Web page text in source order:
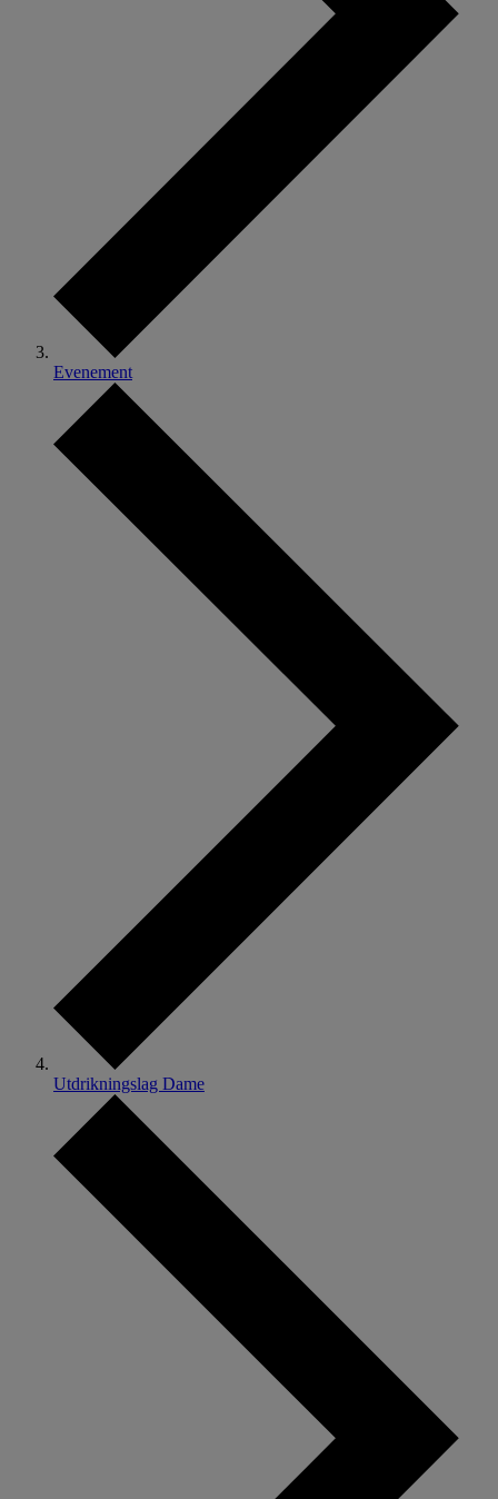
Evenement
Utdrikningslag Dame